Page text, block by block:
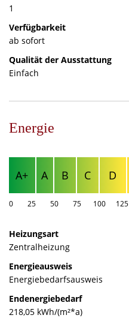
1
Verfügbarkeit
ab sofort
Qualität der Ausstattung
Einfach
Energie
A+ A B C D
0 25 50 75 100 125
Heizungsart
Zentralheizung
Energieausweis
Energiebedarfsausweis
Endenergiebedarf
218,05 kWh/(m²*a)